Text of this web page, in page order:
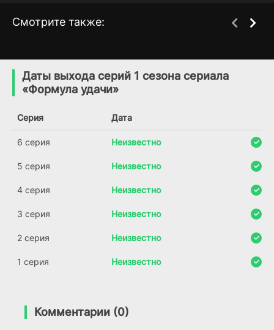
Смотрите также:
(2025)
6.6
Даты выхода серий 1 сезона сериала
«Формула удачи»
Серия Дата
6 серия Неизвестно
5 серия Неизвестно
4 серия Неизвестно
3 серия Неизвестно
2 серия Неизвестно
1 серия Неизвестно
Комментарии (0)